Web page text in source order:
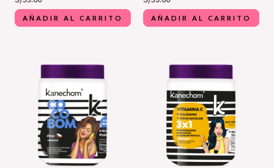
AÑADIR AL CARRITO AÑADIR AL CARRITO